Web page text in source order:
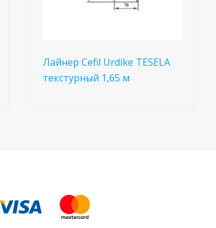
Лайнер Cefil Urdike TESELA
текстурный 1,65 м